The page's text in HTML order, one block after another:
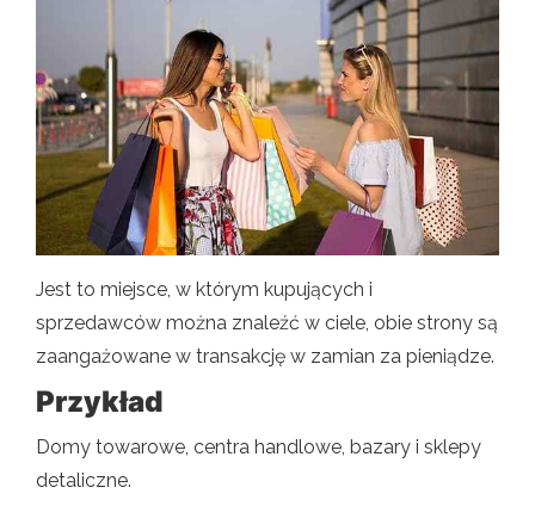
Jest to miejsce, w którym kupujących i
sprzedawców można znaleźć w ciele, obie strony są
zaangażowane w transakcję w zamian za pieniądze.
Przykład
Domy towarowe, centra handlowe, bazary i sklepy
detaliczne.